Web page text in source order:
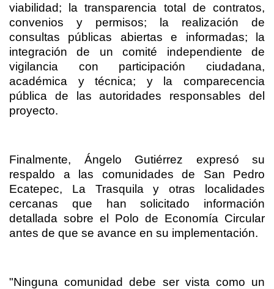
viabilidad; la transparencia total de contratos,
convenios y permisos; la realización de
consultas públicas abiertas e informadas; la
integración de un comité independiente de
vigilancia con participación ciudadana,
académica y técnica; y la comparecencia
pública de las autoridades responsables del
proyecto.
Finalmente, Ángelo Gutiérrez expresó su
respaldo a las comunidades de San Pedro
Ecatepec, La Trasquila y otras localidades
cercanas que han solicitado información
detallada sobre el Polo de Economía Circular
antes de que se avance en su implementación.
"Ninguna comunidad debe ser vista como un